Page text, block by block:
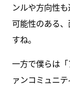
ンルや方向性
可能性のある
すね。
一方で僕らは
ァンコミュニ